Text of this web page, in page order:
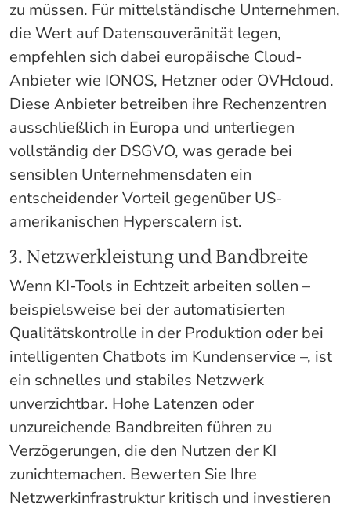
zu müssen. Für mittelständische Unternehmen,
die Wert auf Datensouveränität legen,
empfehlen sich dabei europäische Cloud-
Anbieter wie IONOS, Hetzner oder OVHcloud.
Diese Anbieter betreiben ihre Rechenzentren
ausschließlich in Europa und unterliegen
vollständig der DSGVO, was gerade bei
sensiblen Unternehmensdaten ein
entscheidender Vorteil gegenüber US-
amerikanischen Hyperscalern ist.
3. Netzwerkleistung und Bandbreite
Wenn KI-Tools in Echtzeit arbeiten sollen –
beispielsweise bei der automatisierten
Qualitätskontrolle in der Produktion oder bei
intelligenten Chatbots im Kundenservice –, ist
ein schnelles und stabiles Netzwerk
unverzichtbar. Hohe Latenzen oder
unzureichende Bandbreiten führen zu
Verzögerungen, die den Nutzen der KI
zunichtemachen. Bewerten Sie Ihre
Netzwerkinfrastruktur kritisch und investieren